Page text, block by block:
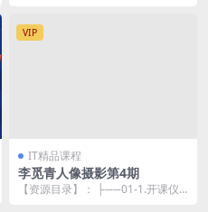
VIP
IT精品课程
李觅青人像摄影第4期
【资源目录】： ├──01-1.开课仪